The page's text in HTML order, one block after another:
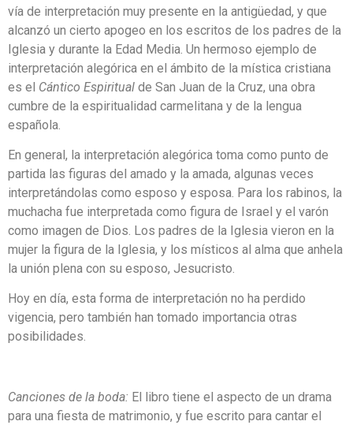
vía de interpretación muy presente en la antigüedad, y que
alcanzó un cierto apogeo en los escritos de los padres de la
Iglesia y durante la Edad Media. Un hermoso ejemplo de
interpretación alegórica en el ámbito de la mística cristiana
es el Cántico Espiritual de San Juan de la Cruz, una obra
cumbre de la espiritualidad carmelitana y de la lengua
española.
En general, la interpretación alegórica toma como punto de
partida las figuras del amado y la amada, algunas veces
interpretándolas como esposo y esposa. Para los rabinos, la
muchacha fue interpretada como figura de Israel y el varón
como imagen de Dios. Los padres de la Iglesia vieron en la
mujer la figura de la Iglesia, y los místicos al alma que anhela
la unión plena con su esposo, Jesucristo.
Hoy en día, esta forma de interpretación no ha perdido
vigencia, pero también han tomado importancia otras
posibilidades.
Canciones de la boda: El libro tiene el aspecto de un drama
para una fiesta de matrimonio, y fue escrito para cantar el